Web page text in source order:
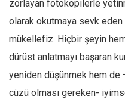
zorlayan fotokopilerle
olarak okutmaya sevk eden
mükellefiz. Hiçbir şeyin
dürüst anlatmayı başaran
yeniden düşünmek hem de
cüzü olması gereken-